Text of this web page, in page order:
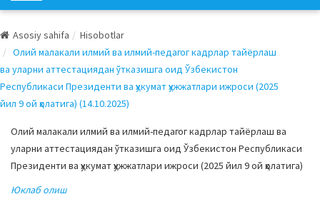
o
g
l
e
N
a
v
i
g
t
Asosiy sahifa
Hisobotlar
Олий малакали илмий ва илмий-педагог кадрлар тайёрлаш
ва уларни аттестациядан ўтказишга оид Ўзбекистон
Республикаси Президенти ва ҳукумат ҳужжатлари ижроси (2025
йил 9 ой ҳолатига) (14.10.2025)
Олий малакали илмий ва илмий-педагог кадрлар тайёрлаш ва
уларни аттестациядан ўтказишга оид Ўзбекистон Республикаси
Президенти ва ҳукумат ҳужжатлари ижроси (2025 йил 9 ой ҳолатига)
Юклаб олиш